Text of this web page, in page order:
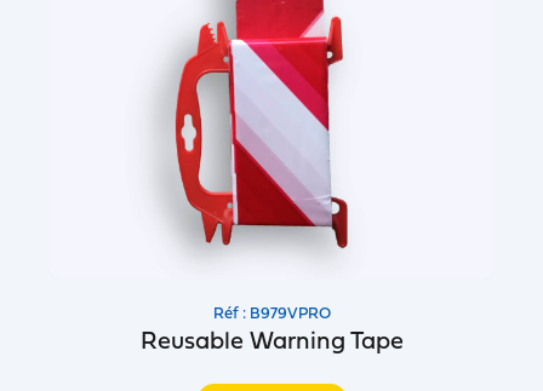
Réf : B979VPRO
Reusable Warning Tape